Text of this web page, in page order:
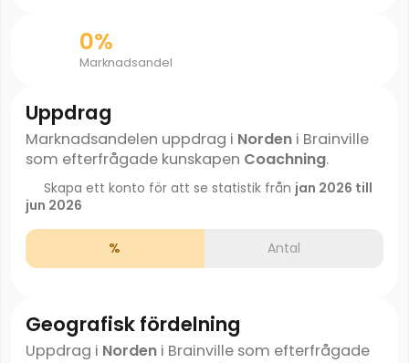
0%
Marknadsandel
Uppdrag
Marknadsandelen uppdrag i Nordeni Brainville
som efterfrågade kunskapen Coachning.
Skapa ett konto för att se statistik från jan 2026 till
jun 2026
% Antal
Geografisk fördelning
Uppdrag i Nordeni Brainville som efterfrågade